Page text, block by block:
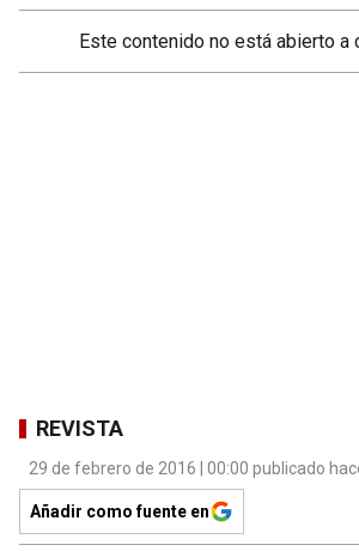
Este contenido no está abierto a
REVISTA
29 de febrero de 2016 | 00:00 publicado
Añadir como fuente en